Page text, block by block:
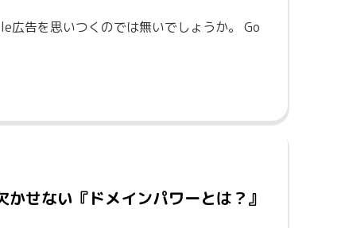
広告を思いつくのでは無いでしょうか。 Go
せない『ドメインパワーとは？』